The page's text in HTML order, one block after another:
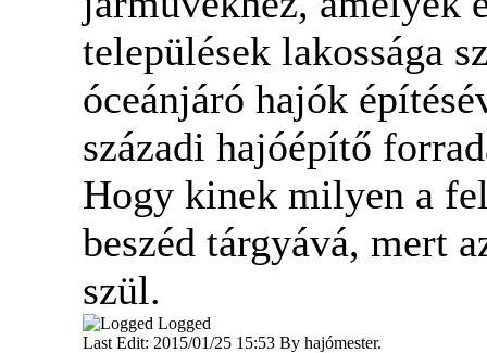
települések lakossága
óceánjáró hajók
századi hajóépítő
Hogy kinek milyen a
beszéd tárgyává, mert
szül.
Logged
Last Edit: 2015/01/25 15:53 By hajómester.